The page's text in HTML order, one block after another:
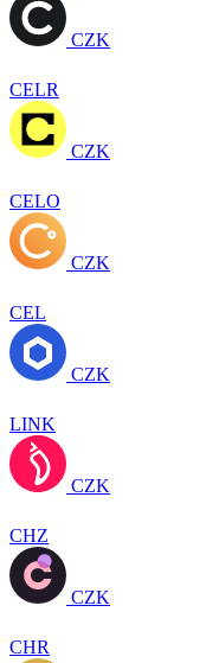
CZK
CELR
CZK
CELO
CZK
CEL
CZK
LINK
CZK
CHZ
CZK
CHR